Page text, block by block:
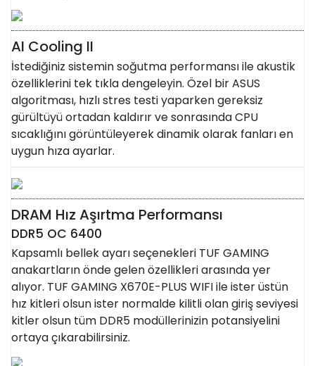
AI Cooling II
İstediğiniz sistemin soğutma performansı ile akustik
özelliklerini tek tıkla dengeleyin. Özel bir ASUS
algoritması, hızlı stres testi yaparken gereksiz
gürültüyü ortadan kaldırır ve sonrasında CPU
sıcaklığını görüntüleyerek dinamik olarak fanları en
uygun hıza ayarlar.
DRAM Hız Aşırtma Performansı
DDR5 OC 6400
Kapsamlı bellek ayarı seçenekleri TUF GAMING
anakartların önde gelen özellikleri arasında yer
alıyor. TUF GAMING X670E-PLUS WIFI ile ister üstün
hız kitleri olsun ister normalde kilitli olan giriş seviyesi
kitler olsun tüm DDR5 modüllerinizin potansiyelini
ortaya çıkarabilirsiniz.